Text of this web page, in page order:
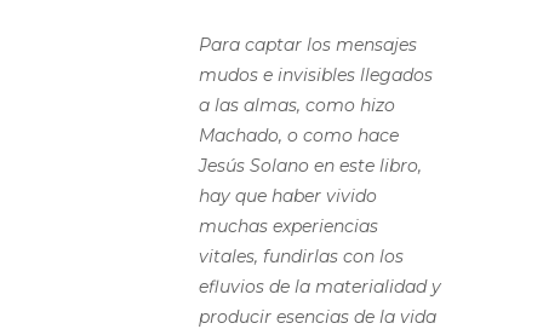
Para captar los mensajes
mudos e invisibles llegados
a las almas, como hizo
Machado, o como hace
Jesús Solano en este libro,
hay que haber vivido
muchas experiencias
vitales, fundirlas con los
efluvios de la materialidad y
producir esencias de la vida